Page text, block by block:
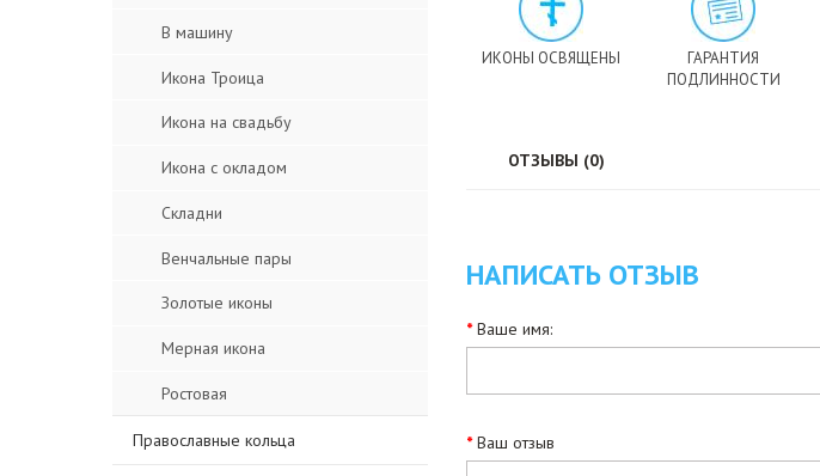
В машину
Икона Троица
Икона на свадьбу
Икона с окладом
Складни
Венчальные пары
Золотые иконы
Мерная икона
Ростовая
Православные кольца
ИКОНЫ ОСВЯЩЕНЫ
ГАРАНТИЯ
ПОДЛИННОСТИ
ОТЗЫВЫ (0)
НАПИСАТЬ ОТЗЫВ
Ваше имя:
Ваш отзыв